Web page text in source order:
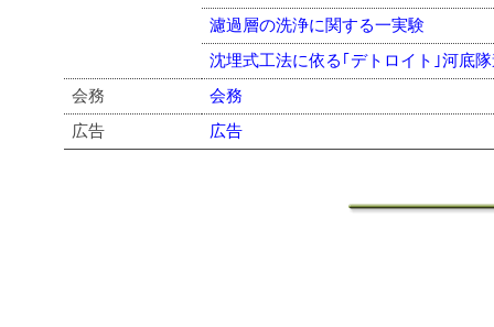
濾過層の洗浄に関する一実験
沈埋式工法に依る｢デトロイト｣河底
会務
会務
広告
広告